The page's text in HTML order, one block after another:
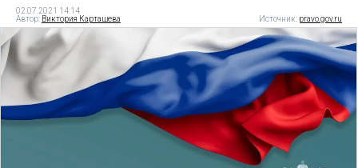
02.07.2021 14:14
Автор: Виктория Карташева Источник: pravo.gov.ru